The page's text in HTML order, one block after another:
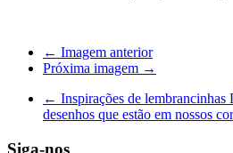
← Imagem anterior
Próxima imagem →
← Inspirações de lembrancinhas
desenhos que estão em nossos
Siga-nos